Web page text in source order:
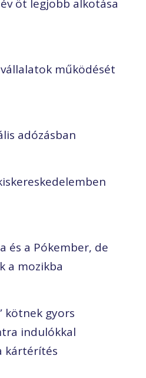
öt legjobb alkotása
működését
adózásban
és a Pókember, de
a mozikba
kötnek gyors
indulókkal
kártérítés